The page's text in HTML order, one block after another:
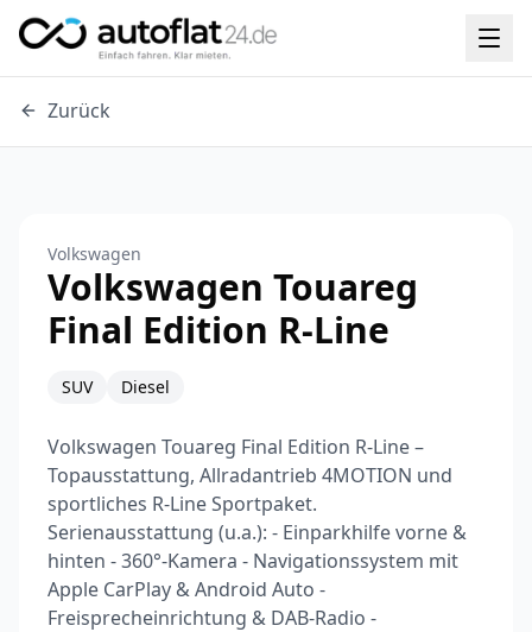
Zurück
Volkswagen
Volkswagen Touareg
Final Edition R-Line
SUV Diesel
Volkswagen Touareg Final Edition R-Line –
Topausstattung, Allradantrieb 4MOTION und
sportliches R-Line Sportpaket.
Serienausstattung (u.a.): - Einparkhilfe vorne &
hinten - 360°-Kamera - Navigationssystem mit
Apple CarPlay & Android Auto -
Freisprecheinrichtung & DAB-Radio -